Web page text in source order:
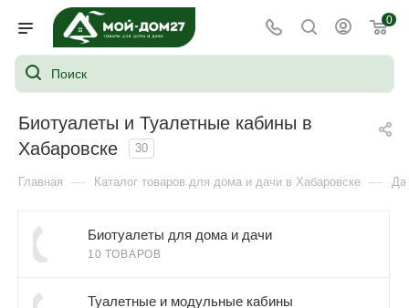
0
Биотуалеты и Туалетные кабины в
Хабаровске
30
Главная — Каталог товаров для дома и дачи в Хабаровске —
Биотуалеты для дома и дачи
10 ТОВАРОВ
Туалетные и модульные кабины